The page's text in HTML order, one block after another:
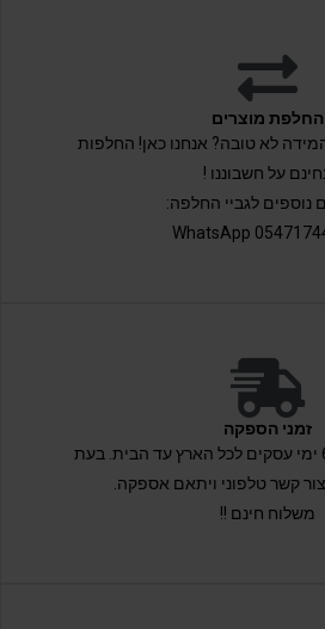
החלפת מוצרים
לא טובה? אנחנו כאן! החלפות
על חשבוננו !
נוספים לגביי החלפה:
זמני הספקה
זמן אספקה בין 6-19 ימי עסקים לכל הארץ עד הבית. בעת
קשר טלפוני ויתאם אספקה.
משלוח חינם !!